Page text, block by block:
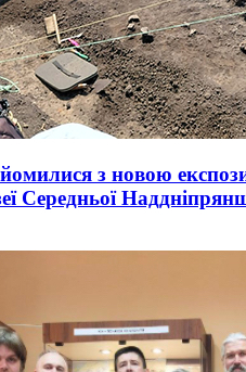
з новою
Середньої